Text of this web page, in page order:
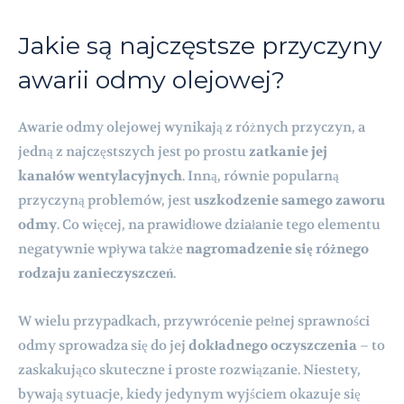
Jakie są najczęstsze przyczyny
awarii odmy olejowej?
Awarie odmy olejowej wynikają z różnych przyczyn, a
jedną z najczęstszych jest po prostuzatkanie jej
kanałów wentylacyjnych. Inną, równie popularną
przyczyną problemów, jestuszkodzenie samego zaworu
odmy. Co więcej, na prawidłowe działanie tego elementu
negatywnie wpływa takżenagromadzenie się różnego
rodzaju zanieczyszczeń.
W wielu przypadkach, przywrócenie pełnej sprawności
odmy sprowadza się do jej dokładnego oczyszczenia – to
zaskakująco skuteczne i proste rozwiązanie. Niestety,
bywają sytuacje, kiedy jedynym wyjściem okazuje się